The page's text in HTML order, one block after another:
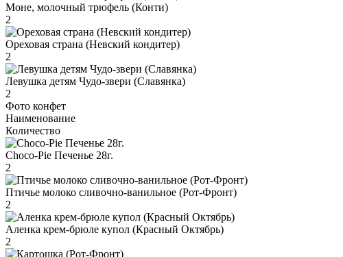
Моне, молочный трюфель (Конти)
2
Ореховая страна (Невский кондитер)
2
Левушка детям Чудо-звери (Славянка)
2
Фото конфет
Наименование
Количество
Choco-Pie Печенье 28г.
2
Птичье молоко сливочно-ванильное (Рот-Фронт)
2
Аленка крем-брюле купол (Красный Октябрь)
2